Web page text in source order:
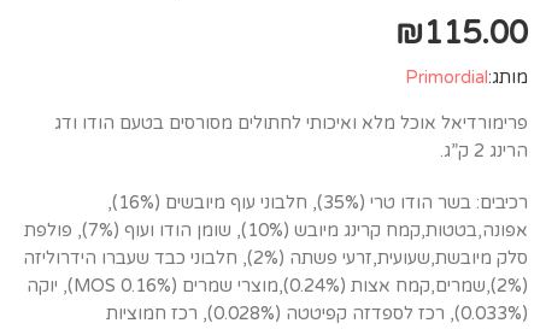
₪115.00
מותג: Primordial
פרימורדיאל אוכל מלא ואיכותי לחתולים מסורסים בטעם הודו ודג
הרינג 2 ק”ג.
רכיבים: בשר הודו טרי (35%), חלבוני עוף מיובשים (16%),
אפונה,בטטות,קמח קרינג מיובש (10%), שומן הודו ועוף (7%), פולפת
סלק מיובשת,שעועית,זרעי פשתה (2%), חלבוני כבד שעברו הידרוליזה
(2%),שמרים,קמח אצות (0.24%),מוצרי שמרים (0.16% MOS), יוקה
(0.033%), רכז לספדזה קפיטטה (0.028%), רכז חמוציות